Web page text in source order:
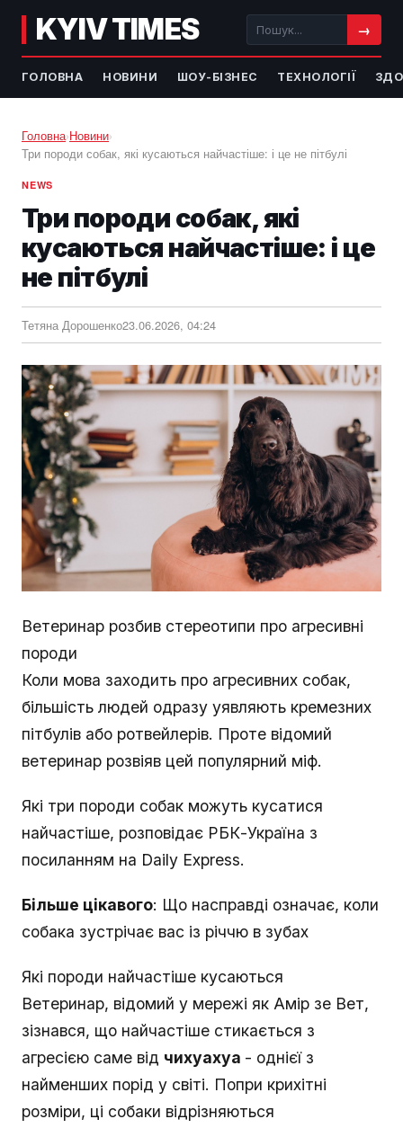
KYIV TIMES →
ГОЛОВНА НОВИНИ ШОУ-БІЗНЕС ТЕХНОЛОГІЇ
Головна›Новини›
Три породи собак, які кусаються найчастіше: і це не пітбулі
NEWS
Три породи собак, які
кусаються найчастіше: і це
не пітбулі
Тетяна Дорошенко23.06.2026, 04:24
Ветеринар розбив стереотипи про агресивні
породи
Коли мова заходить про агресивних собак,
більшість людей одразу уявляють кремезних
пітбулів або ротвейлерів. Проте відомий
ветеринар розвіяв цей популярний міф.
Які три породи собак можуть кусатися
найчастіше, розповідає РБК-Україна з
посиланням на Daily Express.
Більше цікавого: Що насправді означає, коли
собака зустрічає вас із річчю в зубах
Які породи найчастіше кусаються
Ветеринар, відомий у мережі як Амір зе Вет,
зізнався, що найчастіше стикається з
агресією саме від чихуахуа - однієї з
найменших порід у світі. Попри крихітні
розміри, ці собаки відрізняються